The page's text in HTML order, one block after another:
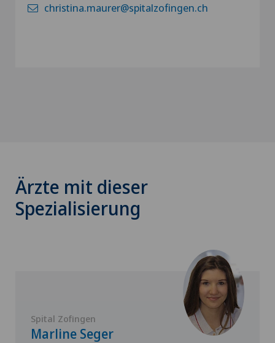
christina.maurer@spitalzofingen.ch
Ärzte mit dieser
Spezialisierung
Spital Zofingen
Marline Seger